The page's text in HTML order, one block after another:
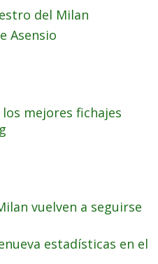
del Milan
Asensio
mejores fichajes
vuelven a seguirse
estadísticas en el